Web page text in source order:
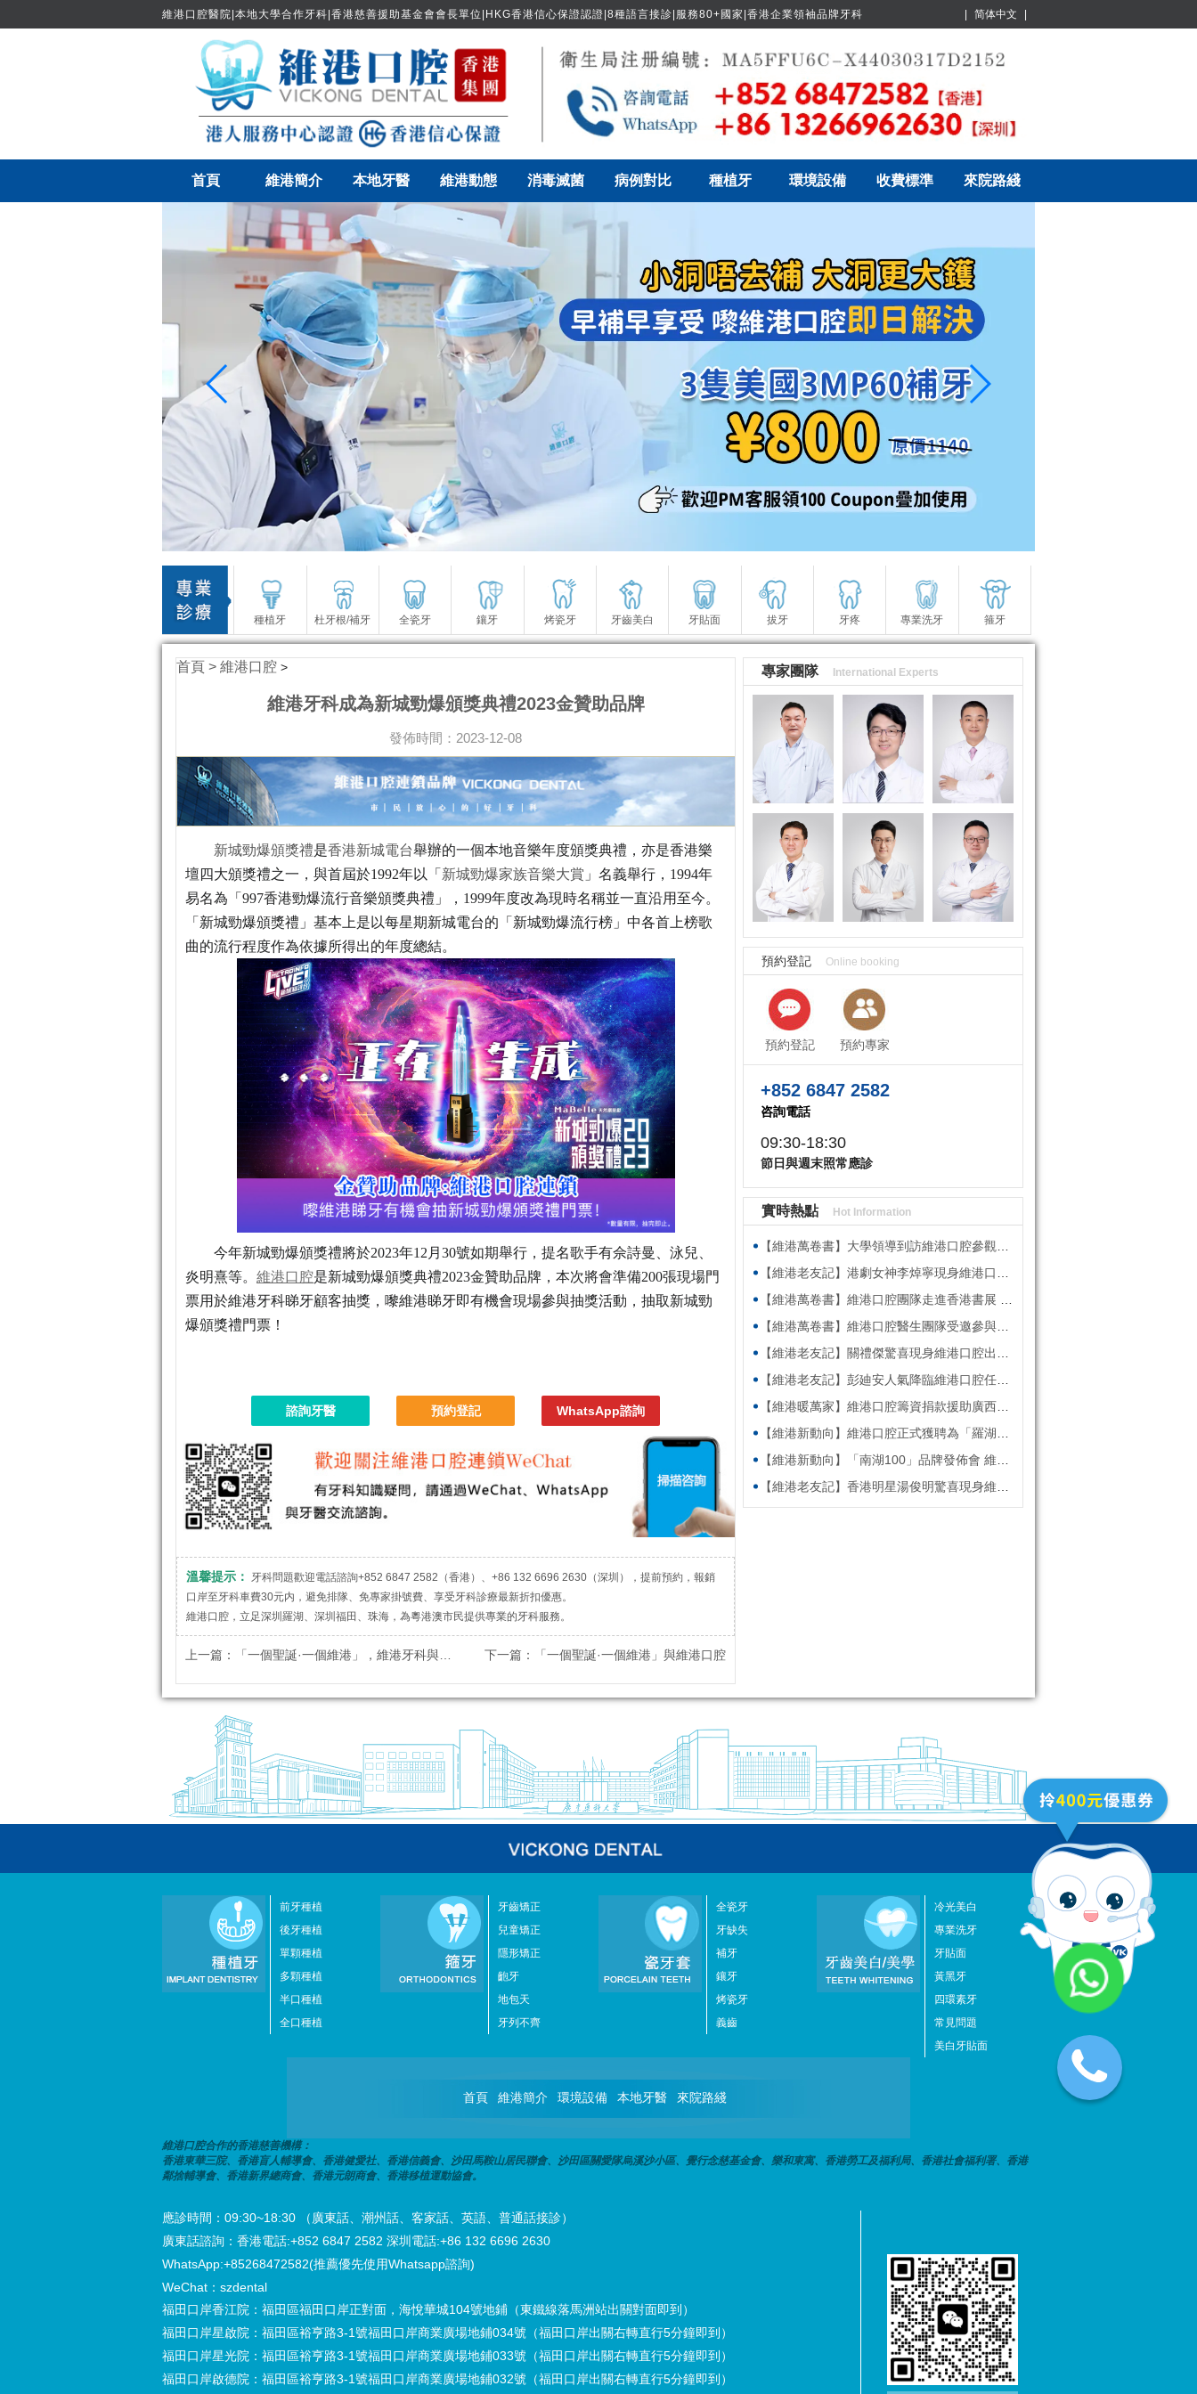
維港口腔醫院|本地大學合作牙科|香港慈善援助基金會會長單位|HKG香港信心保證認證|8種語言接診|服務80+國家|香港企業領袖品牌牙科 简体中文
首頁 維港簡介 本地牙醫 維港動態 消毒滅菌 病例對比 種植牙 環境設備 收費標準 來院路綫
種植牙 杜牙根/補牙 全瓷牙 鑲牙 烤瓷牙 牙齒美白 牙貼面 拔牙 牙疼 專業洗牙 箍牙
首頁 > 維港口腔 >
維港牙科成為新城勁爆頒獎典禮2023金贊助品牌
發佈時間：2023-12-08
新城勁爆頒獎禮是香港新城電台舉辦的一個本地音樂年度頒獎典禮，亦是香港樂
壇四大頒獎禮之一，與首屆於1992年以「 新城勁爆家族音樂大賞 」名義舉行，1994年
易名為「997香港勁爆流行音樂頒獎典禮」，1999年度改為現時名稱並一直沿用至今。
「新城勁爆頒獎禮」基本上是以每星期新城電台的「 新城勁爆流行榜 」中各首上榜歌
曲的流行程度作為依據所得出的年度總結。
今年新城勁爆頒獎禮將於2023年12月30號如期舉行，提名歌手有佘詩曼、泳兒、
炎明熹等。 維港口腔是新城勁爆頒獎典禮2023金贊助品牌，本次將會準備200張現場門
票用於維港牙科睇牙顧客抽獎，嚟維港睇牙即有機會現場參與抽獎活動，抽取新城勁
爆頒獎禮門票！
諮詢牙醫 預約登記 WhatsApp諮詢
溫馨提示：
牙科問題歡迎電話諮詢+852 6847 2582（香港）、+86 132 6696 2630（深圳），提前預約，報銷
口岸至牙科車費30元内，避免排隊、免專家掛號費、享受牙科診療最新折扣優惠。
維港口腔，立足深圳羅湖、深圳福田、珠海，為粵港澳市民提供專業的牙科服務。
上一篇： 「一個聖誕·一個維港」，維港牙科與你共慶聖誕！ 下一篇： 「一個聖誕·一個維港」與維港口腔
專家團隊 International Experts
預約登記 Online booking
預約登記 預約專家
+852 6847 2582
咨詢電話
09:30-18:30
節日與週末照常應診
實時熱點 Hot Information
【維港萬卷書】大學領導到訪維港口腔參觀交流 高度讚賞院感消毒與規範化管理
【維港老友記】港劇女神李焯寧現身維港口腔擔任一日店長，分享護牙心得
【維港萬卷書】維港口腔團隊走進香港書展 感受閱讀力量拓寬專業視野
【維港萬卷書】維港口腔醫生團隊受邀參與美國登士柏西諾德專題研討 聚焦無牙頜種植修復前沿策略
【維港老友記】關禮傑驚喜現身維港口腔出任明星一日CEO 即場演繹同分享經驗！
【維港老友記】彭廸安人氣降臨維港口腔任明星一日店長 勁歌熱舞快閃表演點燃全場！
【維港暖萬家】維港口腔籌資捐款援助廣西洪澇災區 攜手香港廣西南寧同鄉會共獻愛心
【維港新動向】維港口腔正式獲聘為「羅湖區社會醫療機構行業協會監事單位」
【維港新動向】「南湖100」品牌發佈會 維港口腔獲評「突出貢獻企業」殊榮
【維港老友記】香港明星湯俊明驚喜現身維港口腔 擔任明星一日店長！
前牙種植
後牙種植
單顆種植
多顆種植
半口種植
全口種植
牙齒矯正
兒童矯正
隱形矯正
齙牙
地包天
牙列不齊
全瓷牙
牙缺失
補牙
鑲牙
烤瓷牙
義齒
冷光美白
專業洗牙
牙貼面
黃黑牙
四環素牙
常見問題
美白牙貼面
首頁 維港簡介 環境設備 本地牙醫 來院路綫
維港口腔合作的香港慈善機構：
香港東華三院、香港盲人輔導會、香港健愛社、香港信義會、沙田馬鞍山居民聯會、沙田區關愛隊烏溪沙小區、覺行念慈基金會、樂和東寓、香港勞工及福利局、香港社會福利署、香港
鄰捨輔導會、香港新界總商會、香港元朗商會、香港移植運動協會。
應診時間：09:30~18:30 （廣東話、潮州話、客家話、英語、普通話接診）
廣東話諮詢：香港電話:+852 6847 2582 深圳電話:+86 132 6696 2630
WhatsApp:+85268472582(推薦優先使用Whatsapp諮詢)
WeChat：szdental
福田口岸香江院：福田區福田口岸正對面，海悅華城104號地鋪（東鐵線落馬洲站出關對面即到）
福田口岸星啟院：福田區裕亨路3-1號福田口岸商業廣場地鋪034號（福田口岸出關右轉直行5分鐘即到）
福田口岸星光院：福田區裕亨路3-1號福田口岸商業廣場地鋪033號（福田口岸出關右轉直行5分鐘即到）
福田口岸啟德院：福田區裕亨路3-1號福田口岸商業廣場地鋪032號（福田口岸出關右轉直行5分鐘即到）